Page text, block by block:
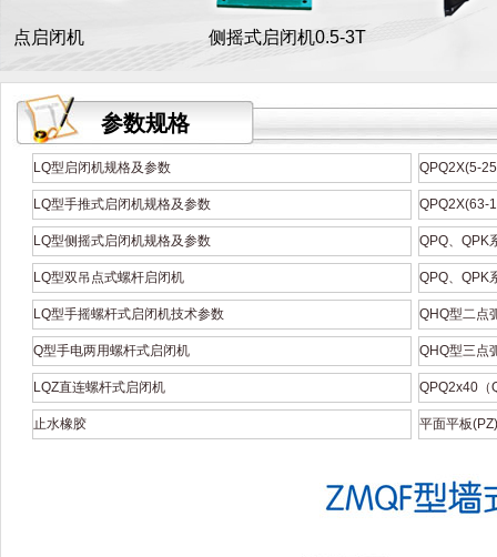
侧摇式启闭机0.5-3T
参数规格
LQ型启闭机规格及参数 QPQ2X(5-
LQ型手推式启闭机规格及参数 QPQ2X(63-
LQ型侧摇式启闭机规格及参数 QPQ、QPK
LQ型双吊点式螺杆启闭机 QPQ、QPK
LQ型手摇螺杆式启闭机技术参数 QHQ型二点
Q型手电两用螺杆式启闭机 QHQ型三点
LQZ直连螺杆式启闭机 QPQ2x40（
止水橡胶 平面平板